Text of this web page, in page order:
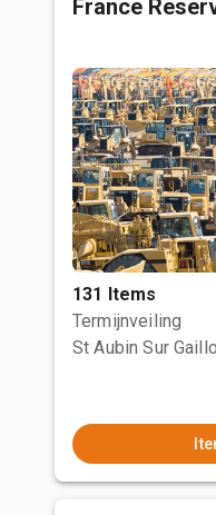
France
131 Items
Termijnveiling
St Aubin Sur